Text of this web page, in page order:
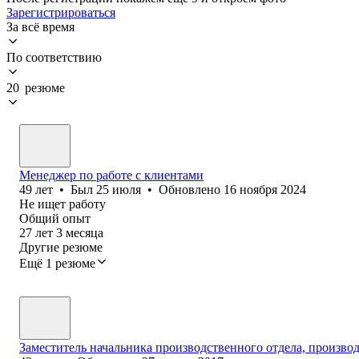
Зарегистрироваться
За всё время
По соответствию
20 резюме
Менеджер по работе с клиентами
49 лет • Был 25 июля • Обновлено 16 ноября 2024
Не ищет работу
Общий опыт
27 лет 3 месяца
Другие резюме
Ещё 1 резюме
Заместитель начальника производственного отдела,